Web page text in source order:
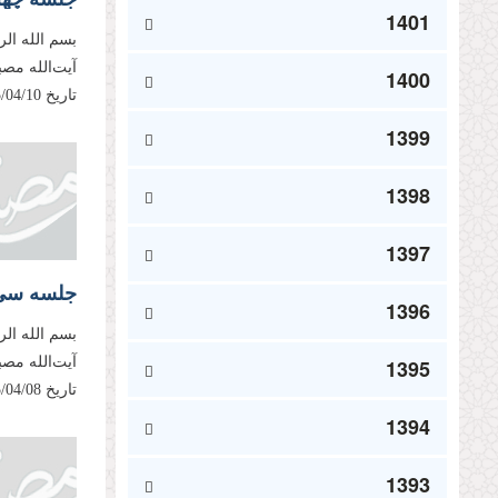
1401
1400
1399
1398
1397
1396
1395
1394
1393
بسم الله
آیت‌الله
تاریخ 1395/04/10، مطابق با بیست‌وچهارم رمضان 1437 ایراد فرموده‌...
جلسه
بسم الله
آیت‌الله
تاریخ 1395/04/08، مطابق با بیست‌ودوم رمضان 1437 ایراد فرموده‌اند...